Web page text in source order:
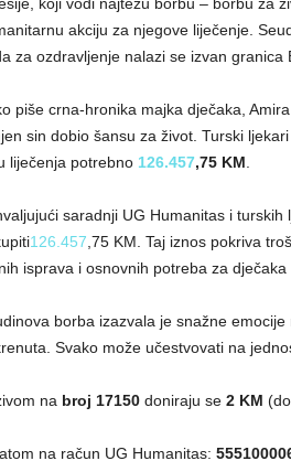
akciju za njegove liječenje.
za ozdravljenje nalazi se izvan granica
piše crna-hronika majka dječaka,
sin dobio šansu za život. Turski
liječenja potrebno 126.457,75 KM
saradnji UG Humanitas i
126.457 ,75 KM. Taj iznos pokriva
isprava i osnovnih potreba za dječaka
borba izazvala je snažne
Svako može učestvovati na
na broj 17150doniraju se 2 KM
na račun UG Humanitas: